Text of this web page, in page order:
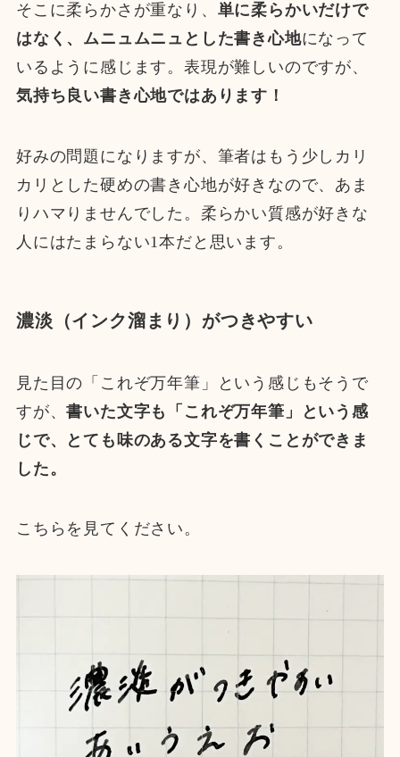
そこに柔らかさが重なり、 単に柔らかいだけで
はなく、ムニュムニュとした書き心地になって
いるように感じます。表現が難しいのですが、
気持ち良い書き心地ではあります！
好みの問題になりますが、筆者はもう少しカリ
カリとした硬めの書き心地が好きなので、あま
りハマりませんでした。柔らかい質感が好きな
人にはたまらない1本だと思います。
濃淡（インク溜まり）がつきやすい
見た目の「これぞ万年筆」という感じもそうで
すが、書いた文字も「これぞ万年筆」という感
じで、とても味のある文字を書くことができま
した。
こちらを見てください。